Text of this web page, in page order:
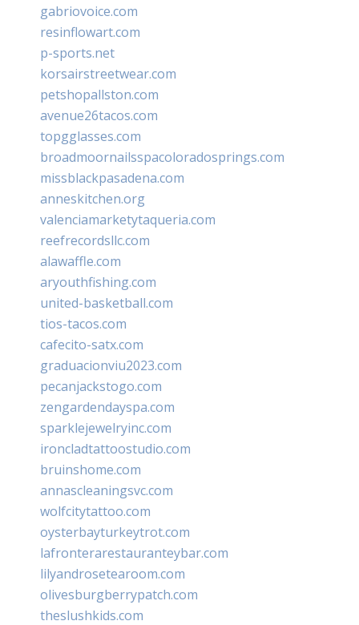
gabriovoice.com
resinflowart.com
p-sports.net
korsairstreetwear.com
petshopallston.com
avenue26tacos.com
topgglasses.com
broadmoornailsspacoloradosprings.com
missblackpasadena.com
anneskitchen.org
valenciamarketytaqueria.com
reefrecordsllc.com
alawaffle.com
aryouthfishing.com
united-basketball.com
tios-tacos.com
cafecito-satx.com
graduacionviu2023.com
pecanjackstogo.com
zengardendayspa.com
sparklejewelryinc.com
ironcladtattoostudio.com
bruinshome.com
annascleaningsvc.com
wolfcitytattoo.com
oysterbayturkeytrot.com
lafronterarestauranteybar.com
lilyandrosetearoom.com
olivesburgberrypatch.com
theslushkids.com